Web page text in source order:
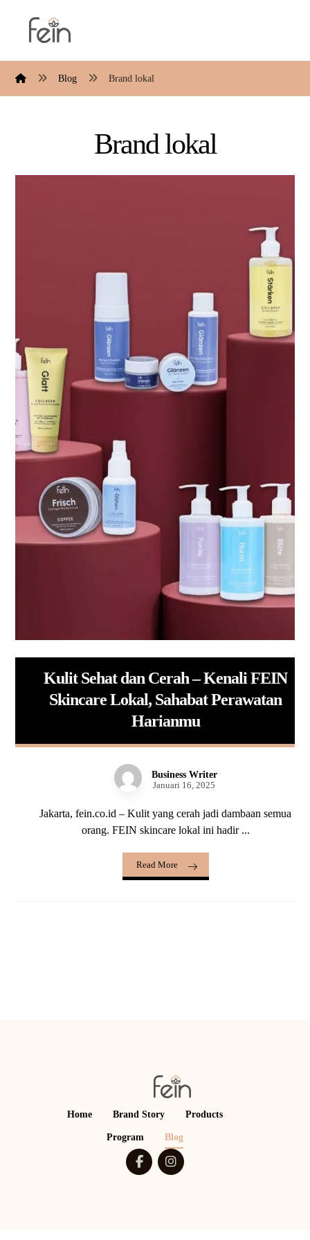
Blog Brand lokal
Brand lokal
Kulit Sehat dan Cerah – Kenali FEIN
Skincare Lokal, Sahabat Perawatan
Harianmu
Business Writer
Januari 16, 2025
Jakarta, fein.co.id – Kulit yang cerah jadi dambaan semua
orang. FEIN skincare lokal ini hadir ...
Read More
Home Brand Story Products
Program Blog